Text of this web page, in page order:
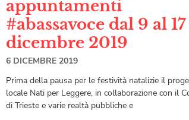
appuntamenti
#abassavoce dal 9 al 17
dicembre 2019
6 DICEMBRE 2019
Prima della pausa per le festività natalizie il
locale Nati per Leggere, in collaborazione con il
di Trieste e varie realtà pubbliche e